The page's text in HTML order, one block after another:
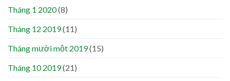
Tháng 1 2020(8)
Tháng 12 2019(11)
Tháng mười một 2019(15)
Tháng 10 2019(21)